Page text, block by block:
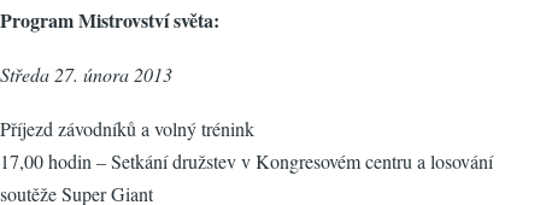
Program Mistrovství světa:
Středa 27. února 2013
Příjezd závodníků a volný trénink
17,00 hodin – Setkání družstev v Kongresovém centru a losování
soutěže Super Giant